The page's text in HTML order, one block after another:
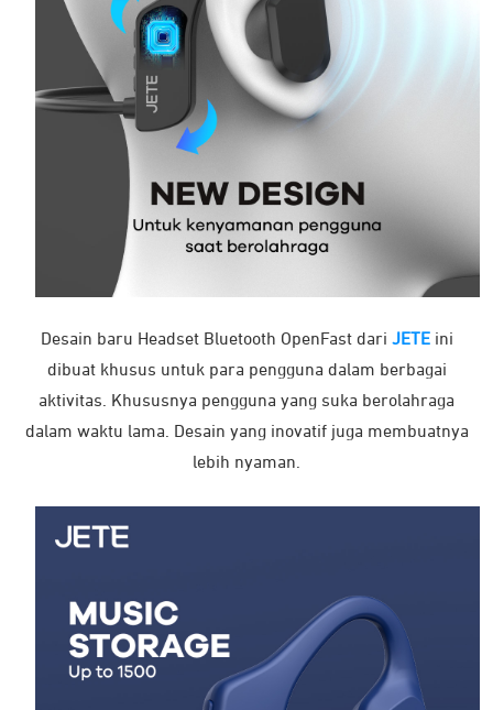
Desain baru Headset Bluetooth OpenFast dari JETEini
dibuat khusus untuk para pengguna dalam berbagai
aktivitas. Khususnya pengguna yang suka berolahraga
dalam waktu lama. Desain yang inovatif juga membuatnya
lebih nyaman.